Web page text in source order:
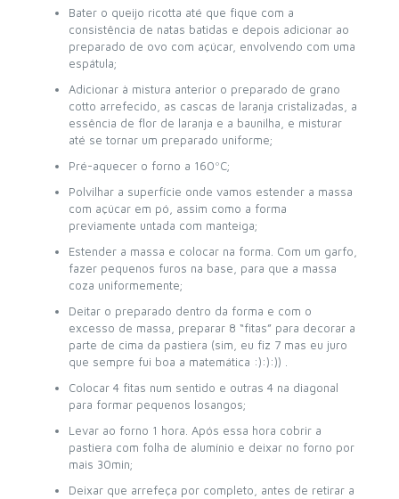
Bater o queijo ricotta até que fique com a
consistência de natas batidas e depois adicionar ao
preparado de ovo com açúcar, envolvendo com uma
espátula;
Adicionar à mistura anterior o preparado de grano
cotto arrefecido, as cascas de laranja cristalizadas, a
essência de flor de laranja e a baunilha, e misturar
até se tornar um preparado uniforme;
Pré-aquecer o forno a 160ºC;
Polvilhar a superfície onde vamos estender a massa
com açúcar em pó, assim como a forma
previamente untada com manteiga;
Estender a massa e colocar na forma. Com um garfo,
fazer pequenos furos na base, para que a massa
coza uniformemente;
Deitar o preparado dentro da forma e com o
excesso de massa, preparar 8 “fitas” para decorar a
parte de cima da pastiera (sim, eu fiz 7 mas eu juro
que sempre fui boa a matemática :):):)) .
Colocar 4 fitas num sentido e outras 4 na diagonal
para formar pequenos losangos;
Levar ao forno 1 hora. Após essa hora cobrir a
pastiera com folha de alumínio e deixar no forno por
mais 30min;
Deixar que arrefeça por completo, antes de retirar a